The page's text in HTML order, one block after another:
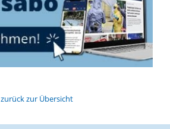
zurück zur Übersicht